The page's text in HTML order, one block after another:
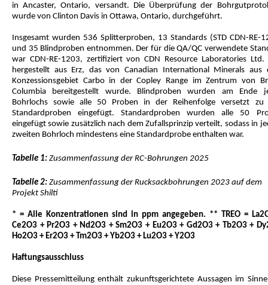
in Ancaster, Ontario, versandt. Die Überprüfung der
wurde von Clinton Davis in Ottawa, Ontario, durchgeführt.
Insgesamt wurden 536 Splitterproben, 13 Standards (STD CDN-RE-
und 35 Blindproben entnommen. Der für die QA/QC verwendete
war CDN-RE-1203, zertifiziert von CDN Resource Laboratories Ltd.
hergestellt aus Erz, das von Canadian International Minerals aus
Konzessionsgebiet Carbo in der Copley Range im Zentrum von
Columbia bereitgestellt wurde. Blindproben wurden am Ende
Bohrlochs sowie alle 50 Proben in der Reihenfolge versetzt zu
Standardproben eingefügt. Standardproben wurden alle 50
eingefügt sowie zusätzlich nach dem Zufallsprinzip verteilt, sodass in
zweiten Bohrloch mindestens eine Standardprobe enthalten war.
Tabelle 1: Zusammenfassung der RC-Bohrungen 2025
Tabelle 2: Zusammenfassung der Rucksackbohrungen 2023 auf dem
Projekt Shilti
* = Alle Konzentrationen sind in ppm angegeben. ** TREO =
Ce2O3 + Pr2O3 + Nd2O3 + Sm2O3 + Eu2O3 + Gd2O3 + Tb2O3 +
Ho2O3 + Er2O3 + Tm2O3 + Yb2O3 + Lu2O3 + Y2O3
Haftungsausschluss
Diese Pressemitteilung enthält zukunftsgerichtete Aussagen im